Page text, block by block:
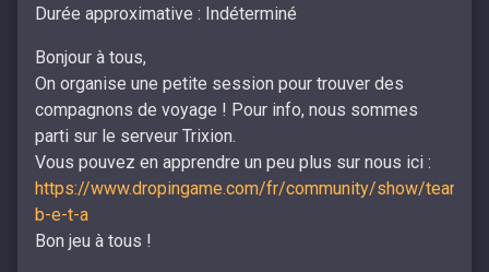
Durée approximative : Indéterminé
Bonjour à tous,
On organise une petite session pour trouver des
compagnons de voyage ! Pour info, nous sommes
parti sur le serveur Trixion.
Vous pouvez en apprendre un peu plus sur nous ici :
https://www.dropingame.com/fr/community/show/team-
b-e-t-a
Bon jeu à tous !